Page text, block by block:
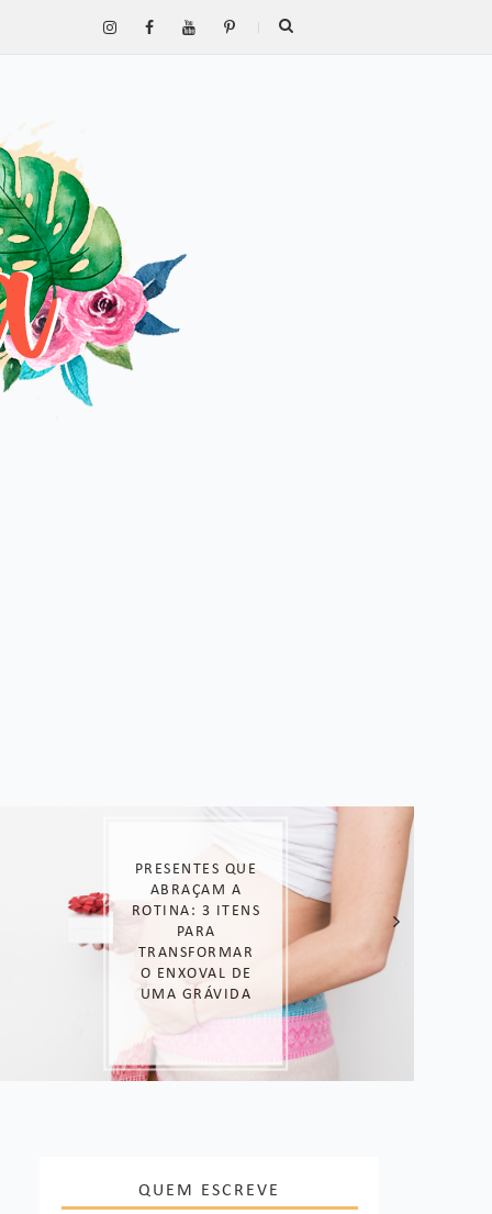
LOOK DE
QUEM ESCREVE